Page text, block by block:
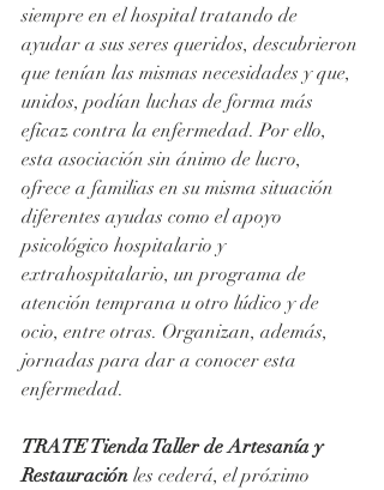
siempre en el hospital tratando de
ayudar a sus seres queridos, descubrieron
que tenían las mismas necesidades y que,
unidos, podían luchas de forma más
eficaz contra la enfermedad. Por ello,
esta asociación sin ánimo de lucro,
ofrece a familias en su misma situación
diferentes ayudas como el apoyo
psicológico hospitalario y
extrahospitalario, un programa de
atención temprana u otro lúdico y de
ocio, entre otras. Organizan, además,
jornadas para dar a conocer esta
enfermedad.
TRATE Tienda Taller de Artesanía y
Restauración les cederá, el próximo